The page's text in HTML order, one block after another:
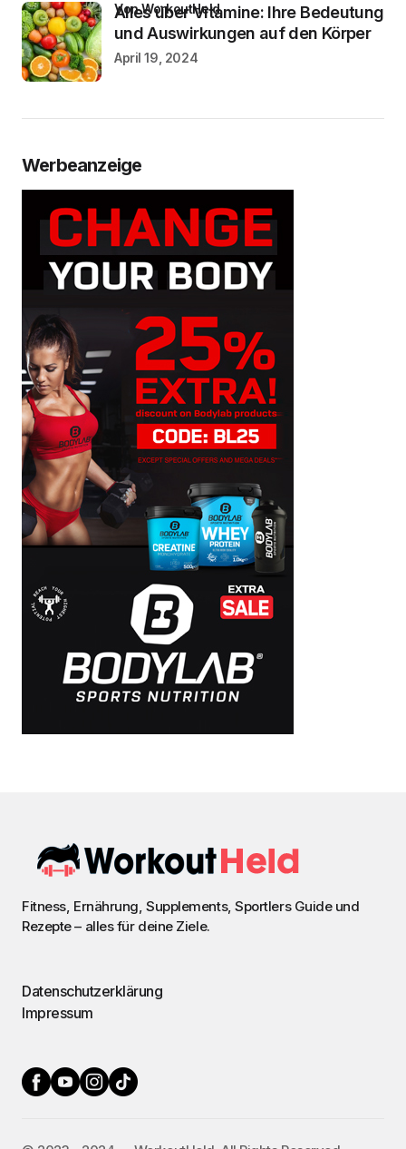
Alles über Vitamine: Ihre Bedeutung
und Auswirkungen auf den Körper
von WorkoutHeld
April 19, 2024
Werbeanzeige
Fitness, Ernährung, Supplements, Sportlers Guide und
Rezepte – alles für deine Ziele.
Datenschutzerklärung
Impressum